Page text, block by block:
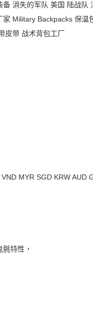
备 消失的军队 美国 陆战队
家 Military Backpacks 保温
皮带 战术背包工厂
VND MYR SGD KRWAUD
特性，